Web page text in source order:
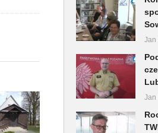
Jan
Jan